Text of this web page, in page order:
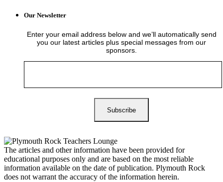
Our Newsletter
Enter your email address below and we’ll automatically send
you our latest articles plus special messages from our
sponsors.
The articles and other information have been provided for
educational purposes only and are based on the most reliable
information available on the date of publication. Plymouth Rock
does not warrant the accuracy of the information herein.